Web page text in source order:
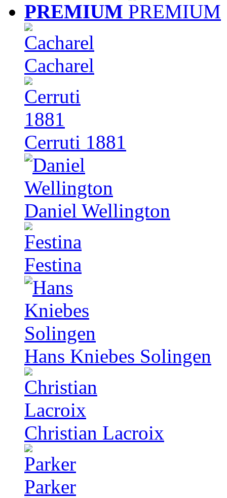
PREMIUM
Cacharel
Cerruti 1881
Daniel Wellington
Festina
Hans Kniebes Solingen
Christian Lacroix
Parker